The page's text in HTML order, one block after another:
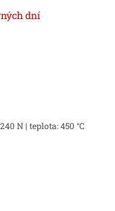
dní
N | teplota: 450 °C